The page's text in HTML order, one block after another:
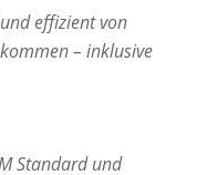
effizient von
– inklusive
Standard und